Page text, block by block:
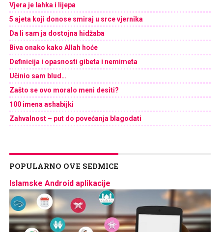
Vjera je lahka i lijepa
5 ajeta koji donose smiraj u srce vjernika
Da li sam ja dostojna hidžaba
Biva onako kako Allah hoće
Definicija i opasnosti gibeta i nemimeta
Učinio sam blud…
Zašto se ovo moralo meni desiti?
100 imena ashabijki
Zahvalnost – put do povećanja blagodati
POPULARNO OVE SEDMICE
Islamske Android aplikacije